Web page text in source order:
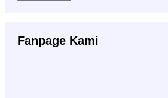
Fanpage Kami